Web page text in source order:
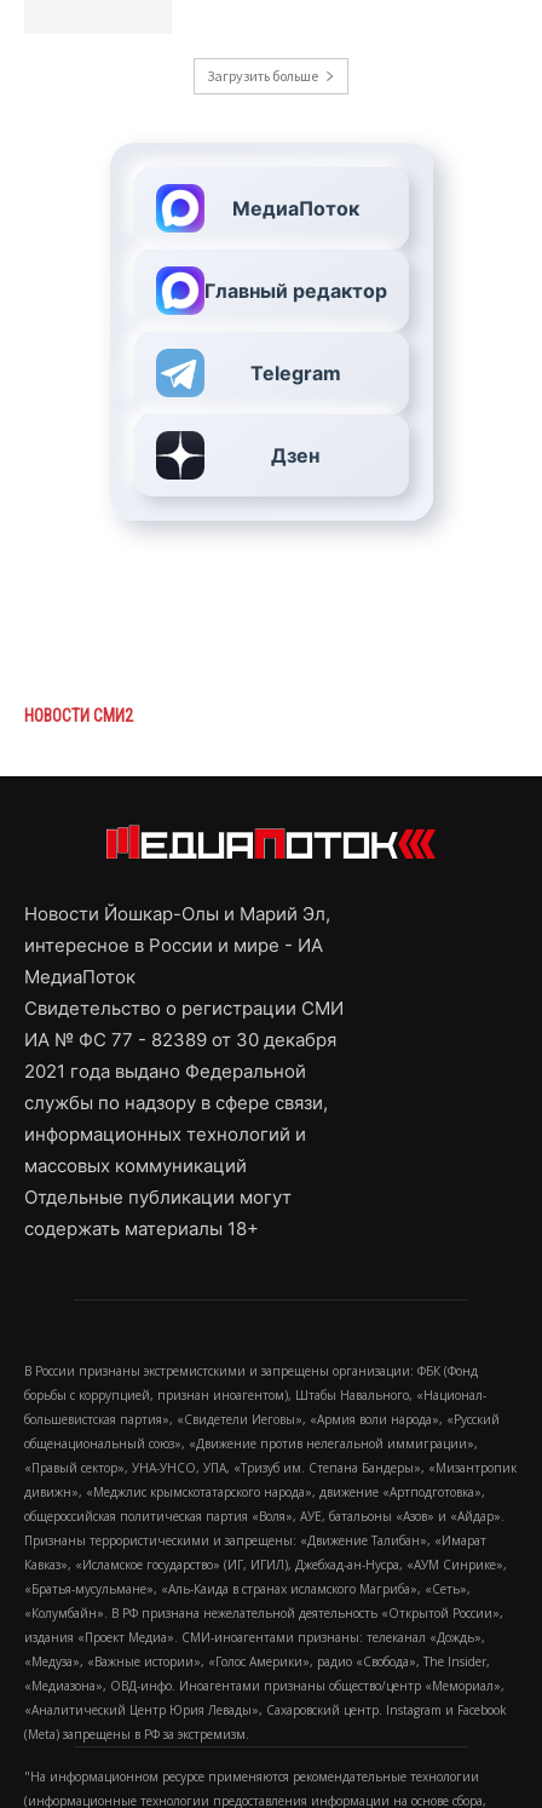
Загрузить больше
МедиаПоток
Главный редактор
Telegram
Дзен
НОВОСТИ СМИ2
Новости Йошкар-Олы и Марий Эл,
интересное в России и мире - ИА
МедиаПоток
Свидетельство о регистрации СМИ
ИА № ФС 77 - 82389 от 30 декабря
2021 года выдано Федеральной
службы по надзору в сфере связи,
информационных технологий и
массовых коммуникаций
Отдельные публикации могут
содержать материалы 18+
В России признаны экстремистскими и запрещены организации: ФБК (Фонд
борьбы с коррупцией, признан иноагентом), Штабы Навального, «Национал-
большевистская партия», «Свидетели Иеговы», «Армия воли народа», «Русский
общенациональный союз», «Движение против нелегальной иммиграции»,
«Правый сектор», УНА-УНСО, УПА, «Тризуб им. Степана Бандеры», «Мизантропик
дивижн», «Меджлис крымскотатарского народа», движение «Артподготовка»,
общероссийская политическая партия «Воля», АУЕ, батальоны «Азов» и «Айдар».
Признаны террористическими и запрещены: «Движение Талибан», «Имарат
Кавказ», «Исламское государство» (ИГ, ИГИЛ), Джебхад-ан-Нусра, «АУМ Синрике»,
«Братья-мусульмане», «Аль-Каида в странах исламского Магриба», «Сеть»,
«Колумбайн». В РФ признана нежелательной деятельность «Открытой России»,
издания «Проект Медиа». СМИ-иноагентами признаны: телеканал «Дождь»,
«Медуза», «Важные истории», «Голос Америки», радио «Свобода», The Insider,
«Медиазона», ОВД-инфо. Иноагентами признаны общество/центр «Мемориал»,
«Аналитический Центр Юрия Левады», Сахаровский центр. Instagram и Facebook
(Metа) запрещены в РФ за экстремизм.
"На информационном ресурсе применяются рекомендательные технологии
(информационные технологии предоставления информации на основе сбора,